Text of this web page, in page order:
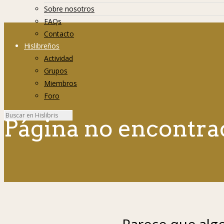
Sobre nosotros
FAQs
Contacto
Hislibreños
Actividad
Grupos
Miembros
Foro
Página no